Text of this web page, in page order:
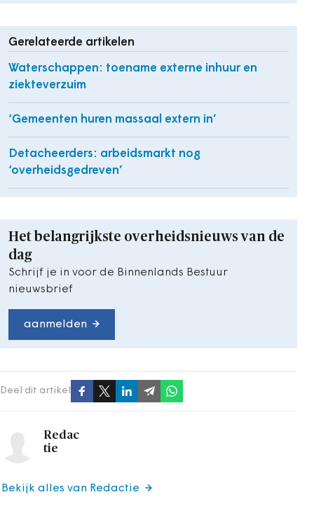
Gerelateerde artikelen
Waterschappen: toename externe inhuur en
ziekteverzuim
‘Gemeenten huren massaal extern in’
Detacheerders: arbeidsmarkt nog
‘overheidsgedreven’
Het belangrijkste overheidsnieuws van de
dag
Schrijf je in voor de Binnenlands Bestuur
nieuwsbrief
aanmelden
Deel dit artikel
Redac
tie
Bekijk alles van Redactie